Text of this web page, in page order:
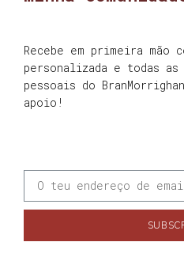
Recebe em primeira mão
personalizada e todas
pessoais do
apoio!